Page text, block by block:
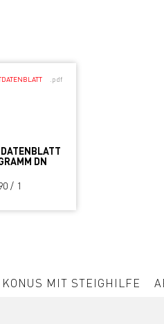
.pdf
DN
/ 1
KONUS MIT STEIGHILFE